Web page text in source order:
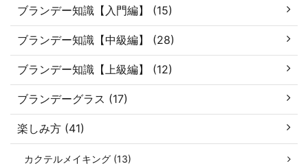
ブランデー知識【入門編】 (15)
ブランデー知識【中級編】 (28)
ブランデー知識【上級編】 (12)
ブランデーグラス (17)
楽しみ方 (41)
カクテルメイキング (13)